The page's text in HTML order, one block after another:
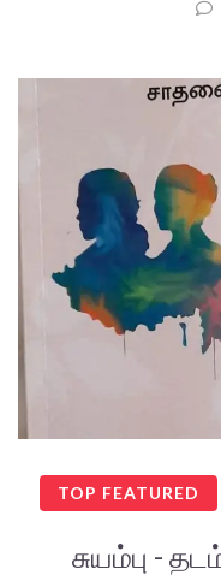
TOP FEATURED
சுயம்பு -